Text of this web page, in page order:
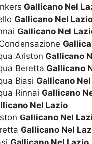
Gallicano Nel
Gallicano Nel Lazio
Gallicano Nel
Ariston Gallicano
Beretta Gallicano
Biasi Gallicano
Rinnai Gallicano
Nel Lazio
Gallicano Nel
Gallicano Nel
Gallicano Nel Lazio